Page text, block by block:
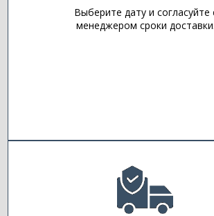
Выберите дату и согласуйте
менеджером сроки доставки.